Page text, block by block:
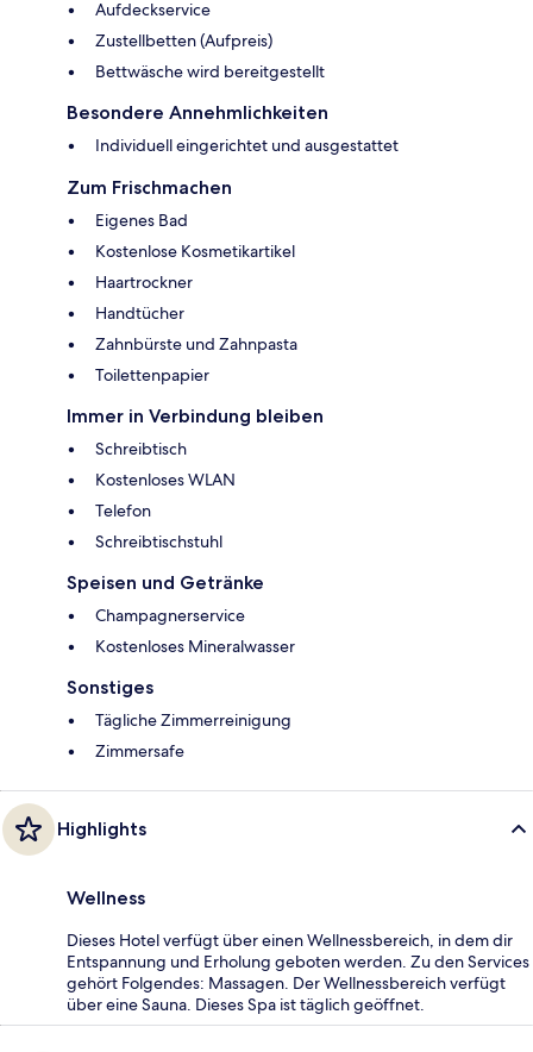
Aufdeckservice
Zustellbetten (Aufpreis)
Bettwäsche wird bereitgestellt
Besondere Annehmlichkeiten
Individuell eingerichtet und ausgestattet
Zum Frischmachen
Eigenes Bad
Kostenlose Kosmetikartikel
Haartrockner
Handtücher
Zahnbürste und Zahnpasta
Toilettenpapier
Immer in Verbindung bleiben
Schreibtisch
Kostenloses WLAN
Telefon
Schreibtischstuhl
Speisen und Getränke
Champagnerservice
Kostenloses Mineralwasser
Sonstiges
Tägliche Zimmerreinigung
Zimmersafe
Highlights
Wellness
Dieses Hotel verfügt über einen Wellnessbereich, in dem dir
Entspannung und Erholung geboten werden. Zu den Services
gehört Folgendes: Massagen. Der Wellnessbereich verfügt
über eine Sauna. Dieses Spa ist täglich geöffnet.